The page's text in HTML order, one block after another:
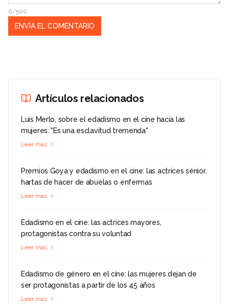
0/500
Artículos relacionados
Luis Merlo, sobre el edadismo en el cine hacia las
mujeres: "Es una esclavitud tremenda"
Leer más
Premios Goya y edadismo en el cine: las actrices sénior,
hartas de hacer de abuelas o enfermas
Leer más
Edadismo en el cine: las actrices mayores,
protagonistas contra su voluntad
Leer más
Edadismo de género en el cine: las mujeres dejan de
ser protagonistas a partir de los 45 años
Leer más